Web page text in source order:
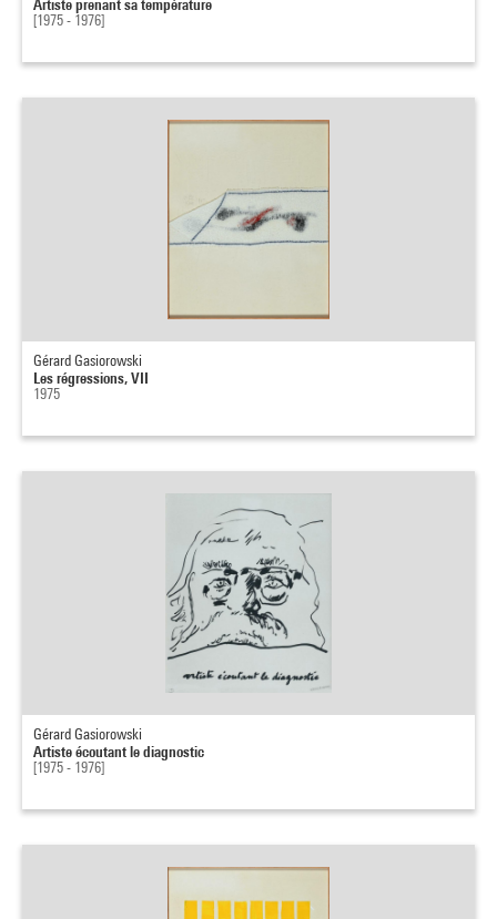
Artiste prenant sa température
[1975 - 1976]
Gérard Gasiorowski
Les régressions, VII
1975
Gérard Gasiorowski
Artiste écoutant le diagnostic
[1975 - 1976]